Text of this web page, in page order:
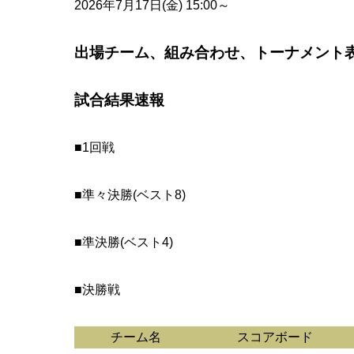
2026年7月17日(金) 15:00～
出場チーム、組み合わせ、トーナメント
試合結果速報
■1回戦
■準々決勝(ベスト8)
■準決勝(ベスト4)
■決勝戦
チーム名
スコアボード